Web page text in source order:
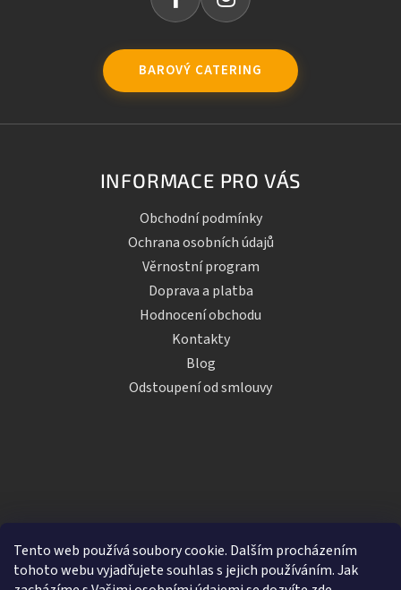
Tento web používá soubory cookie. Dalším procházením
tohoto webu vyjadřujete souhlas s jejich používáním. Jak
BAROVÝ CATERING
INFORMACE PRO VÁS
Obchodní podmínky
Ochrana osobních údajů
Věrnostní program
Doprava a platba
Hodnocení obchodu
Kontakty
Blog
Odstoupení od smlouvy